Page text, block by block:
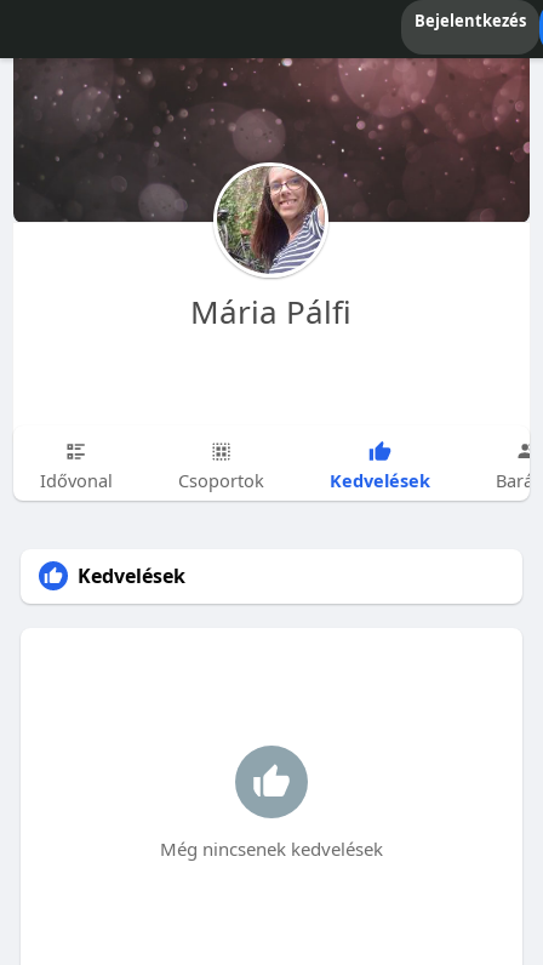
Bejelentkezés
Mária Pálfi
Idővonal Csoportok Kedvelések
Kedvelések
Még nincsenek kedvelések